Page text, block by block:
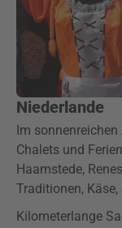
Niederlande
Im
Chalets und
Haamstede,
Traditionen,
Kilometerlange